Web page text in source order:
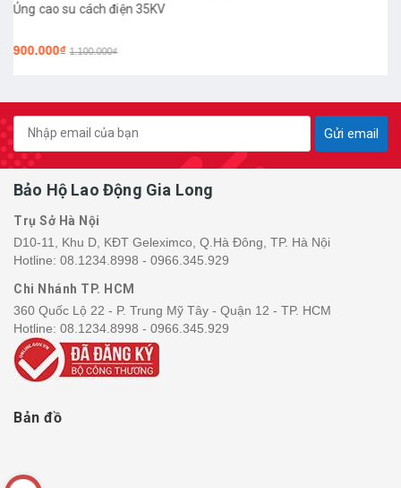
Gửi email
Bảo Hộ Lao Động Gia Long
Trụ Sở Hà Nội
D10-11, Khu D, KĐT Geleximco, Q.Hà Đông, TP. Hà Nội
Hotline: 08.1234.8998 - 0966.345.929
Chi Nhánh TP. HCM
360 Quốc Lộ 22 - P. Trung Mỹ Tây - Quận 12 - TP. HCM
Hotline: 08.1234.8998 - 0966.345.929
Bản đồ